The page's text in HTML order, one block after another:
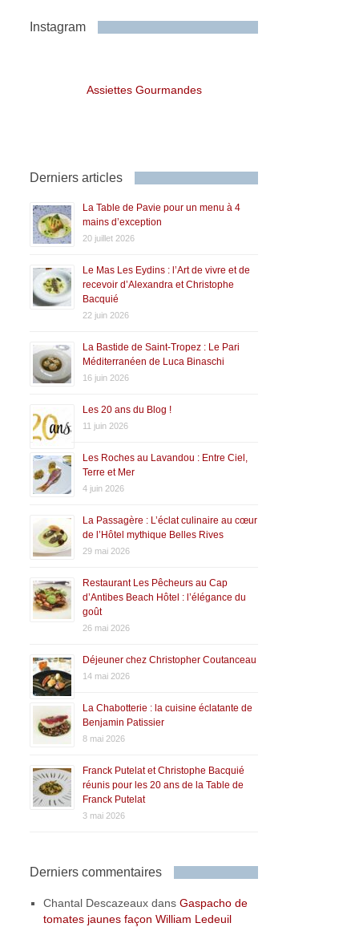
Instagram
Assiettes Gourmandes
Derniers articles
La Table de Pavie pour un menu à 4
mains d’exception
20 juillet 2026
Le Mas Les Eydins : l’Art de vivre et de
recevoir d’Alexandra et Christophe
Bacquié
22 juin 2026
La Bastide de Saint-Tropez : Le Pari
Méditerranéen de Luca Binaschi
16 juin 2026
Les 20 ans du Blog !
11 juin 2026
Les Roches au Lavandou : Entre Ciel,
Terre et Mer
4 juin 2026
La Passagère : L’éclat culinaire au cœur
de l’Hôtel mythique Belles Rives
29 mai 2026
Restaurant Les Pêcheurs au Cap
d’Antibes Beach Hôtel : l’élégance du
goût
26 mai 2026
Déjeuner chez Christopher Coutanceau
14 mai 2026
La Chabotterie : la cuisine éclatante de
Benjamin Patissier
8 mai 2026
Franck Putelat et Christophe Bacquié
réunis pour les 20 ans de la Table de
Franck Putelat
3 mai 2026
Derniers commentaires
Chantal Descazeaux dansGaspacho de
tomates jaunes façon William Ledeuil